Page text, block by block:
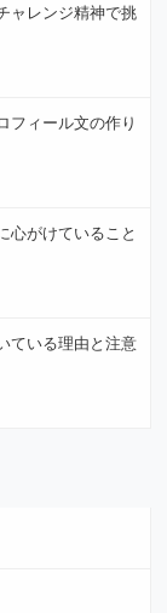
ャレンジ精神で挑
フィール文の作り
心がけていること
ている理由と注意